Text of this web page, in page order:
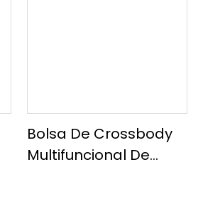
Bolsa De Crossbody
Multifuncional De